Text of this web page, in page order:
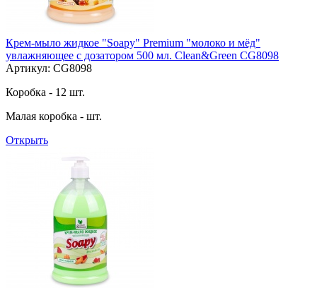
Крем-мыло жидкое "Soapy" Premium "молоко и мёд"
увлажняющее с дозатором 500 мл. Clean&Green CG8098
Артикул: CG8098
Коробка - 12 шт.
Малая коробка - шт.
Открыть